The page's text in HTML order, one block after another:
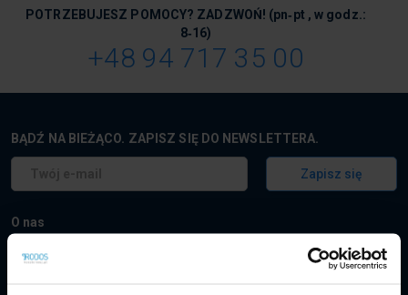
POTRZEBUJESZ POMOCY? ZADZWOŃ! (pn‑pt , w godz.:
8‑16)
+48 94 717 35 00
BĄDŹ NA BIEŻĄCO. ZAPISZ SIĘ DO NEWSLETTERA.
Zapisz się
O nas
Jesteśmy liderem wśród producentów programów do kosztorysowania.
Od ponad 30 lat dostarczamy niezawodne oprogramowanie dla firm